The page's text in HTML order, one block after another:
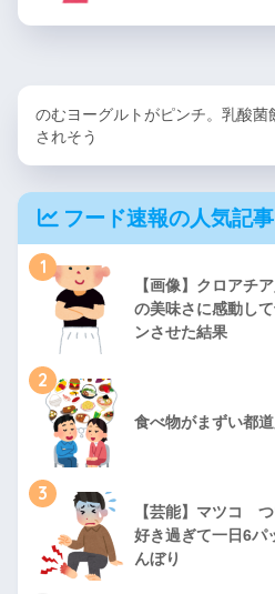
のむヨーグルトがピンチ。乳酸菌
されそう
フード速報の人気記事
1
【画像】クロアチ
の美味さに感動し
ンさせた結果
2
食べ物がまずい都
3
【芸能】マツコ
好き過ぎて一日6パ
んぼり